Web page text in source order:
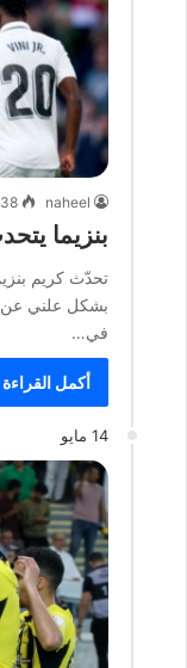
naheel
بنزيما
تحدّث كريم
بشكل علني عن
في…
أكمل
14 مايو